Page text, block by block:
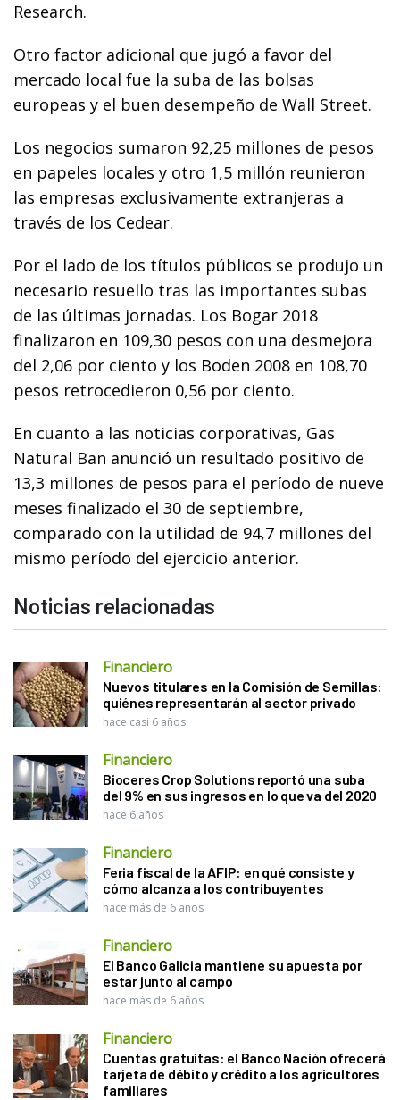
Research.
Otro factor adicional que jugó a favor del
mercado local fue la suba de las bolsas
europeas y el buen desempeño de Wall Street.
Los negocios sumaron 92,25 millones de pesos
en papeles locales y otro 1,5 millón reunieron
las empresas exclusivamente extranjeras a
través de los Cedear.
Por el lado de los títulos públicos se produjo un
necesario resuello tras las importantes subas
de las últimas jornadas. Los Bogar 2018
finalizaron en 109,30 pesos con una desmejora
del 2,06 por ciento y los Boden 2008 en 108,70
pesos retrocedieron 0,56 por ciento.
En cuanto a las noticias corporativas, Gas
Natural Ban anunció un resultado positivo de
13,3 millones de pesos para el período de nueve
meses finalizado el 30 de septiembre,
comparado con la utilidad de 94,7 millones del
mismo período del ejercicio anterior.
Noticias relacionadas
Financiero
Nuevos titulares en la Comisión de Semillas:
quiénes representarán al sector privado
hace casi 6 años
Financiero
Bioceres Crop Solutions reportó una suba
del 9% en sus ingresos en lo que va del 2020
hace 6 años
Financiero
Feria fiscal de la AFIP: en qué consiste y
cómo alcanza a los contribuyentes
hace más de 6 años
Financiero
El Banco Galicia mantiene su apuesta por
estar junto al campo
hace más de 6 años
Financiero
Cuentas gratuitas: el Banco Nación ofrecerá
tarjeta de débito y crédito a los agricultores
familiares